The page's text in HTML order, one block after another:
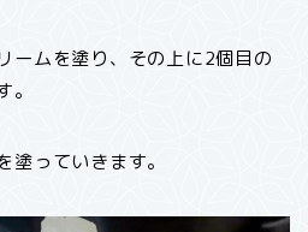
ームを塗り、その上に2個目の
塗っていきます。